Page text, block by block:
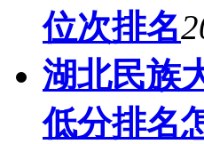
位次排名
湖北民族
低分排名